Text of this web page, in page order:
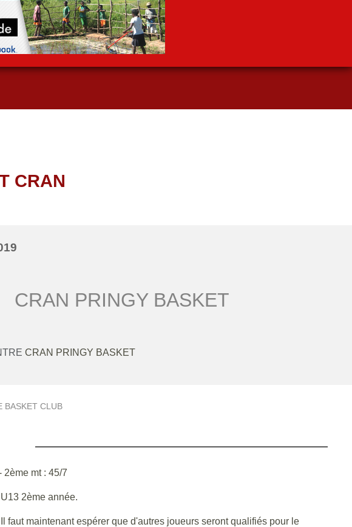
CRAN
CRAN PRINGY BASKET
CRAN PRINGY BASKET
BASKET CLUB
2ème mt : 45/7
2ème année.
maintenant espérer que d'autres joueurs seront qualifiés pour le